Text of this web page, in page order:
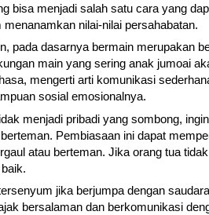
bisa menjadi salah satu cara yang
menanamkan nilai-nilai persahabatan.
pada dasarnya bermain merupakan
main yang sering anak jumoai
mengerti arti komunikasi
sosial emosionalnya.
menjadi pribadi yang sombong,
Pembiasaan ini dapat
atau berteman. Jika orang tua
jika berjumpa dengan
bersalaman dan berkomunikasi